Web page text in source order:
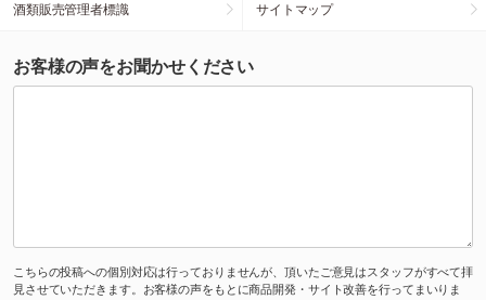
酒類販売管理者標識 サイトマップ
お客様の声をお聞かせください
こちらの投稿への個別対応は行っておりませんが、頂いたご意見はスタッフがすべて拝
見させていただきます。お客様の声をもとに商品開発・サイト改善を行ってまいりま